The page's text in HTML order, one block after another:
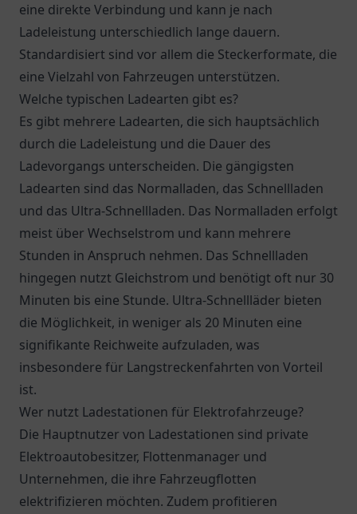
eine direkte Verbindung und kann je nach
Ladeleistung unterschiedlich lange dauern.
Standardisiert sind vor allem die Steckerformate, die
eine Vielzahl von Fahrzeugen unterstützen.
Welche typischen Ladearten gibt es?
Es gibt mehrere Ladearten, die sich hauptsächlich
durch die Ladeleistung und die Dauer des
Ladevorgangs unterscheiden. Die gängigsten
Ladearten sind das Normalladen, das Schnellladen
und das Ultra-Schnellladen. Das Normalladen erfolgt
meist über Wechselstrom und kann mehrere
Stunden in Anspruch nehmen. Das Schnellladen
hingegen nutzt Gleichstrom und benötigt oft nur 30
Minuten bis eine Stunde. Ultra-Schnellläder bieten
die Möglichkeit, in weniger als 20 Minuten eine
signifikante Reichweite aufzuladen, was
insbesondere für Langstreckenfahrten von Vorteil
ist.
Wer nutzt Ladestationen für Elektrofahrzeuge?
Die Hauptnutzer von Ladestationen sind private
Elektroautobesitzer, Flottenmanager und
Unternehmen, die ihre Fahrzeugflotten
elektrifizieren möchten. Zudem profitieren